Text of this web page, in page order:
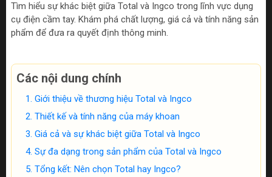
Tìm hiểu sự khác biệt giữa Total và Ingco trong lĩnh vực dụng
cụ điện cầm tay. Khám phá chất lượng, giá cả và tính năng sản
phẩm để đưa ra quyết định thông minh.
Các nội dung chính
Giới thiệu về thương hiệu Total và Ingco
Thiết kế và tính năng của máy khoan
Giá cả và sự khác biệt giữa Total và Ingco
Sự đa dạng trong sản phẩm của Total và Ingco
Tổng kết: Nên chọn Total hay Ingco?